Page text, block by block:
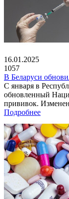
16.01.2025
1057
В Беларуси
С января в
обновленный
прививок.
Подробнее